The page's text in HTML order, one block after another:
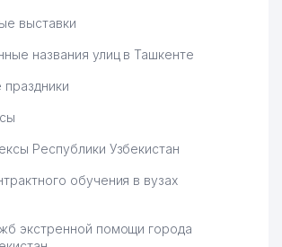
выставки
названия улиц в Ташкенте
Республики Узбекистан
обучения в вузах
экстренной помощи города